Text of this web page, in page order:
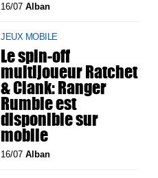
16/07Alban
JEUX MOBILE
Le spin-off
multijoueur Ratchet
& Clank: Ranger
Rumble est
disponible sur
mobile
16/07Alban